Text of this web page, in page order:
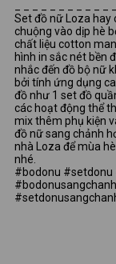
Set đồ nữ Loza hay
chuộng vào dịp hè
chất liệu cotton
hình in sắc nét bền
nhắc đến đồ bộ nữ
bởi tính ứng dụng
đồ như 1 set đồ
các hoạt động thể
mix thêm phụ kiện
đồ nữ sang chảnh
nhà Loza để mùa
nhé.
#bodonu